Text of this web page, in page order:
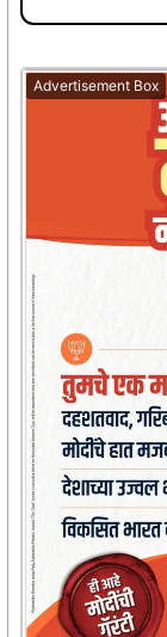
Advertisement Box